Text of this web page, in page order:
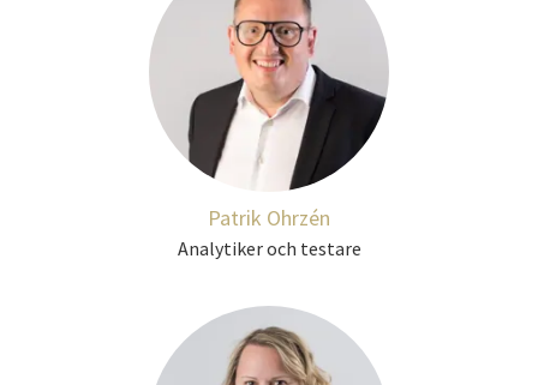
Patrik Ohrzén
Analytiker och testare